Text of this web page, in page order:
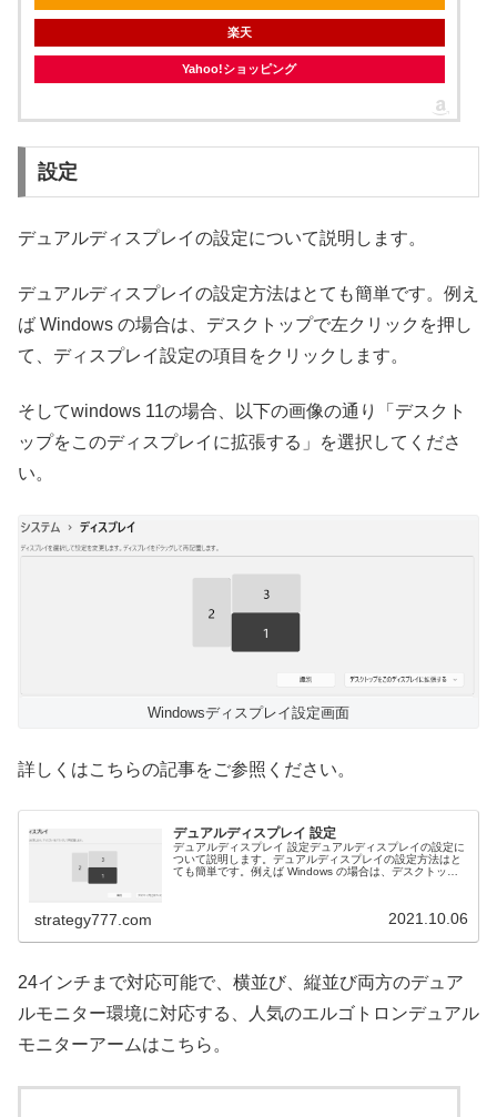
楽天
Yahoo!ショッピング
設定
デュアルディスプレイの設定について説明します。
デュアルディスプレイの設定方法はとても簡単です。例え
ば Windows の場合は、デスクトップで左クリックを押し
て、ディスプレイ設定の項目をクリックします。
そしてwindows 11の場合、以下の画像の通り「デスクト
ップをこのディスプレイに拡張する」を選択してくださ
い。
Windowsディスプレイ設定画面
詳しくはこちらの記事をご参照ください。
デュアルディスプレイ 設定
デュアルディスプレイ 設定デュアルディスプレイの設定に
ついて説明します。デュアルディスプレイの設定方法はと
ても簡単です。例えば Windows の場合は、デスクトップ
strategy777.com 2021.10.06
24インチまで対応可能で、横並び、縦並び両方のデュア
ルモニター環境に対応する、人気のエルゴトロンデュアル
モニターアームはこちら。